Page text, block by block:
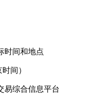
间和地点
间）
综合信息平台